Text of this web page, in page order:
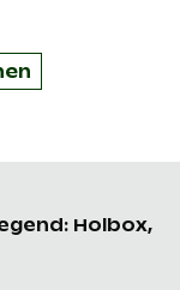
Holbox,